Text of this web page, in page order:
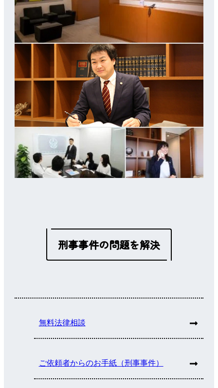
刑事事件の問題を解決
無料法律相談
ご依頼者からのお手紙（刑事事件）